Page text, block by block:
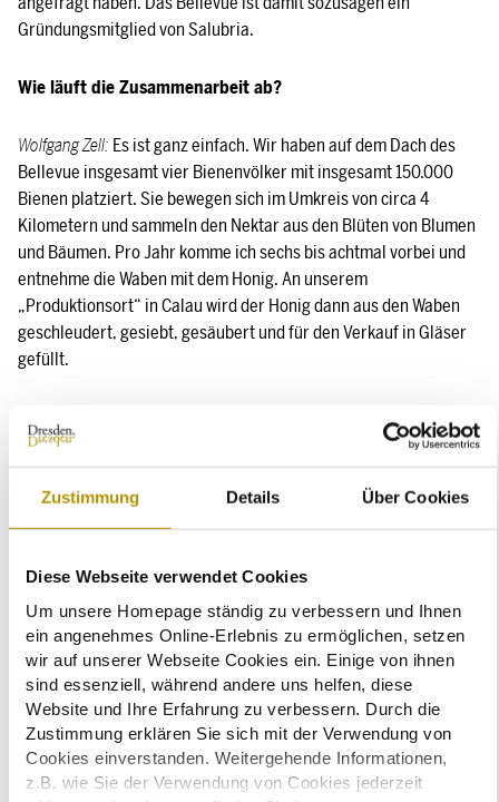
Zustimmung Details Über Cookies
Diese Webseite verwendet Cookies
Um unsere Homepage ständig zu verbessern und Ihnen
ein angenehmes Online-Erlebnis zu ermöglichen, setzen
wir auf unserer Webseite Cookies ein. Einige von ihnen
sind essenziell, während andere uns helfen, diese
Website und Ihre Erfahrung zu verbessern. Durch die
Zustimmung erklären Sie sich mit der Verwendung von
Cookies einverstanden. Weitergehende Informationen,
z.B. wie Sie der Verwendung von Cookies jederzeit
Gründungsmitglied von Salubria.
Wie läuft die Zusammenarbeit ab?
Wolfgang Zell: Es ist ganz einfach. Wir haben auf dem Dach des
Bellevue insgesamt vier Bienenvölker mit insgesamt 150.000
Bienen platziert. Sie bewegen sich im Umkreis von circa 4
Kilometern und sammeln den Nektar aus den Blüten von Blumen
und Bäumen. Pro Jahr komme ich sechs bis achtmal vorbei und
entnehme die Waben mit dem Honig. An unserem
„Produktionsort“ in Calau wird der Honig dann aus den Waben
geschleudert, gesiebt, gesäubert und für den Verkauf in Gläser
gefüllt.
Wolfgang Zell:Insbesondere Akazien und Linden verleihen dem
Bellevue-Honig seinen charakteristischen Geschmack. Dennoch
muss man sagen, dass der Geschmack je nach Jahreszeit und
Sommer eher lindenlastig und minzig, ist der Honig aus dem
Frühjahr etwas kräftiger. Überzeugen Sie sich am besten
persönlich und finden Sie raus, wie „das Bellevue schmeckt“.
Der General Manager des Bilderberg Bellevue Hotel Dresden,
Sebastian Klink, ergänzt:
„Wir vom Bellevue haben uns bereits vielen Themen gewidmet,